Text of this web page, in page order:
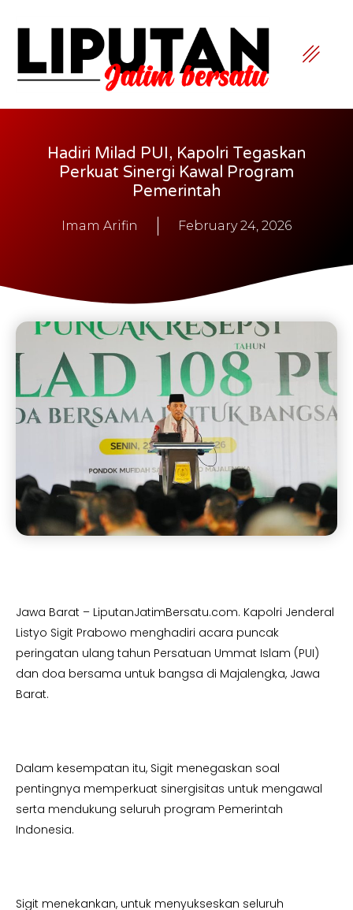
Hadiri Milad PUI, Kapolri Tegaskan
Perkuat Sinergi Kawal Program
Pemerintah
Imam Arifin February 24, 2026
Jawa Barat – LiputanJatimBersatu.com. Kapolri Jenderal
Listyo Sigit Prabowo menghadiri acara puncak
peringatan ulang tahun Persatuan Ummat Islam (PUI)
dan doa bersama untuk bangsa di Majalengka, Jawa
Barat.
Dalam kesempatan itu, Sigit menegaskan soal
pentingnya memperkuat sinergisitas untuk mengawal
serta mendukung seluruh program Pemerintah
Indonesia.
Sigit menekankan, untuk menyukseskan seluruh